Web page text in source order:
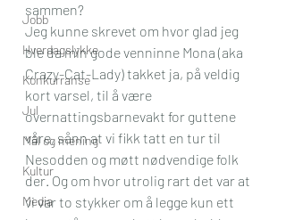
Jobb
Hverdagslykke
Konkurranse
Jul
Mål og mening
Kultur
Media
sammen?
Jeg kunne skrevet om hvor glad jeg
ble da min gode venninne Mona (aka
Crazy-Cat-Lady) takket ja, på veldig
kort varsel, til å være
overnattingsbarnevakt for guttene
våre, sånn at vi fikk tatt en tur til
Nesodden og møtt nødvendige folk
der. Og om hvor utrolig rart det var at
vi var to stykker om å legge kun ett